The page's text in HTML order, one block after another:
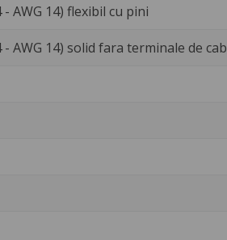
AWG 14) flexibil cu pini
- AWG 14) solid fara terminale de